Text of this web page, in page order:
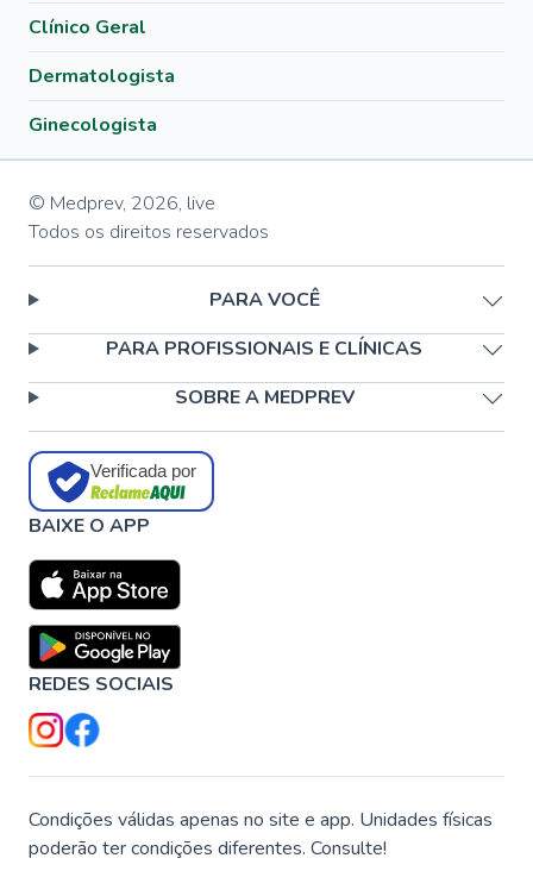
Clínico Geral
Dermatologista
Ginecologista
© Medprev, 2026, live
Todos os direitos reservados
PARA VOCÊ
PARA PROFISSIONAIS E CLÍNICAS
SOBRE A MEDPREV
Verificada por
BAIXE O APP
REDES SOCIAIS
Condições válidas apenas no site e app. Unidades físicas
poderão ter condições diferentes. Consulte!